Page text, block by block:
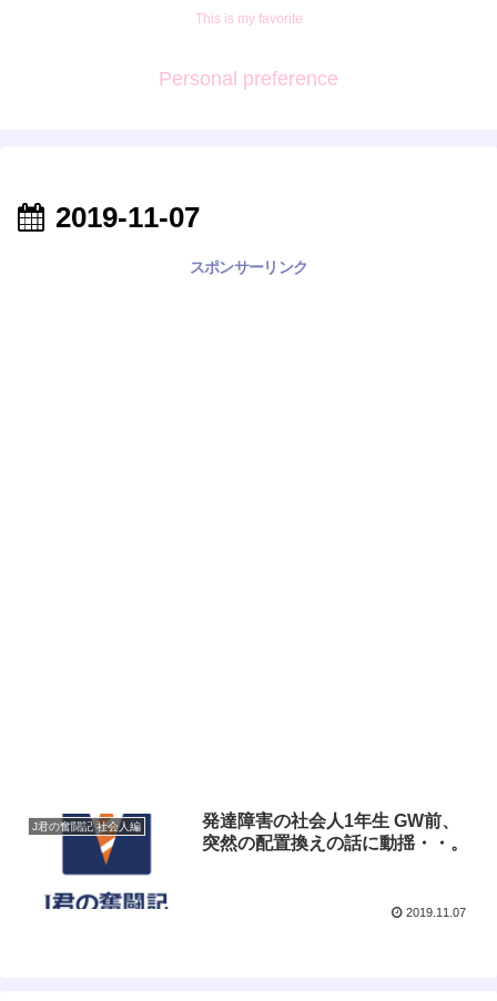
This is my favorite
Personal preference
2019-11-07
スポンサーリンク
J君の奮闘記 社会人編
発達障害の社会人1年生 GW前、
突然の配置換えの話に動揺・・。
2019.11.07